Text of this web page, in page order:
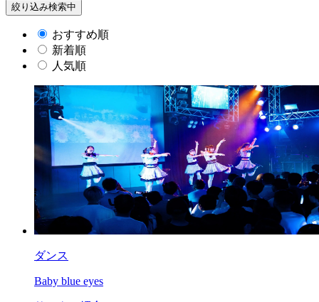
絞り込み検索中
おすすめ順
新着順
人気順
ダンス
Baby blue eyes